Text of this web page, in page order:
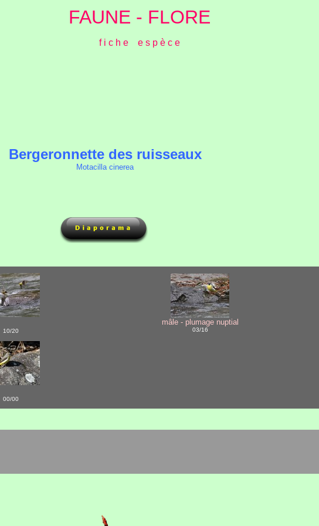
FAUNE - FLORE
f i c h e e s p è c e
Bergeronnette des ruisseaux
Motacilla cinerea
10/20
mâle - plumage nuptial
03/16
00/00